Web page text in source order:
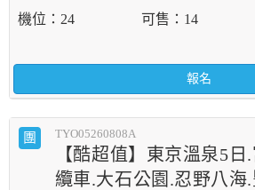
機位 24 可售 14
報名
團 TYO05260808A
【酷超值】東京溫泉5
纜車.大石公園.忍野八海